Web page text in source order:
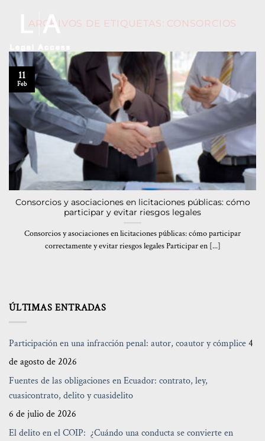
ARCHIVOS DE ETIQUETAS: CONSORCIOS
ÚLTIMAS ENTRADAS
Participación en una infracción penal: autor, coautor y cómplice4
de agosto de 2026
Fuentes de las obligaciones en Ecuador: contrato, ley,
cuasicontrato, delito y cuasidelito
6 de julio de 2026
El delito en el COIP: ¿Cuándo una conducta se convierte en
Consorcios y asociaciones en licitaciones públicas: cómo
participar y evitar riesgos legales
Consorcios y asociaciones en licitaciones públicas: cómo participar
correctamente y evitar riesgos legales Participar en [...]
11
Feb